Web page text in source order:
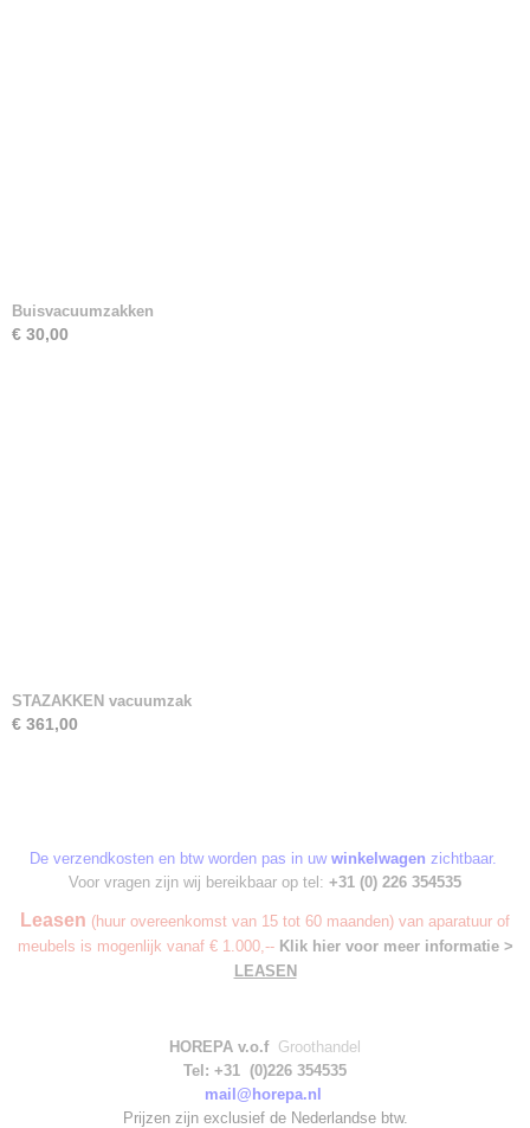
Buisvacuumzakken
€ 30,00
STAZAKKEN vacuumzak
€ 361,00
De verzendkosten en btw worden pas in uw winkelwagen zichtbaar.
Voor vragen zijn wij bereikbaar op tel: +31 (0) 226 354535
Leasen (huur overeenkomst van 15 tot 60 maanden) van aparatuur of
meubels is mogenlijk vanaf € 1.000,-- Klik hier voor meer informatie >
LEASEN
HOREPA v.o.f Groothandel
Tel: +31 (0)226 354535
mail@horepa.nl
Prijzen zijn exclusief de Nederlandse btw.